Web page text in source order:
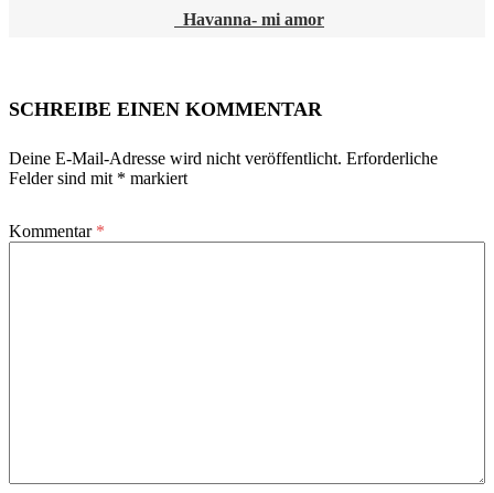
Havanna- mi amor
SCHREIBE EINEN KOMMENTAR
Deine E-Mail-Adresse wird nicht veröffentlicht. Erforderliche
Felder sind mit * markiert
Kommentar *